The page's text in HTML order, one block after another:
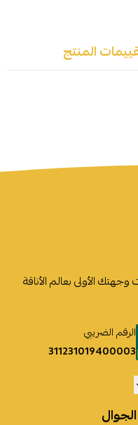
المنتج
الأولى بعالم الأناقة
الرقم الضريبي
311231019400003